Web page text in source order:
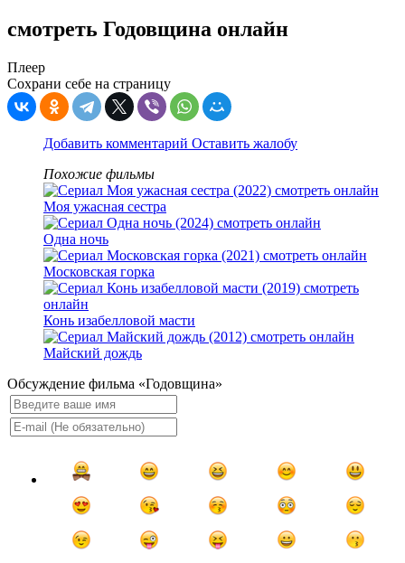
смотреть Годовщина онлайн
Плеер
Сохрани себе на страницу
Добавить комментарий Оставить жалобу
Похожие фильмы
Моя ужасная сестра
Одна ночь
Московская горка
Конь изабелловой масти
Майский дождь
Обсуждение фильма «Годовщина»